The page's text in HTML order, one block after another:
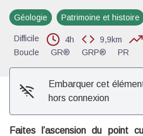
Géologie Patrimoine et histoire
Difficile 4h 9,9km
Boucle
GR® GRP® PR
Embarquer cet
hors connexion
Faites l’ascension du point